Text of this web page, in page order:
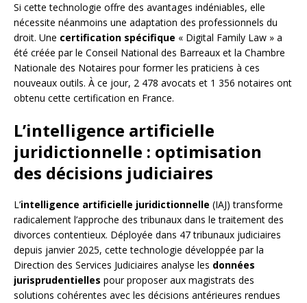
Si cette technologie offre des avantages indéniables, elle
nécessite néanmoins une adaptation des professionnels du
droit. Une certification spécifique « Digital Family Law » a
été créée par le Conseil National des Barreaux et la Chambre
Nationale des Notaires pour former les praticiens à ces
nouveaux outils. À ce jour, 2 478 avocats et 1 356 notaires ont
obtenu cette certification en France.
L’intelligence artificielle
juridictionnelle : optimisation
des décisions judiciaires
L’intelligence artificielle juridictionnelle (IAJ) transforme
radicalement l’approche des tribunaux dans le traitement des
divorces contentieux. Déployée dans 47 tribunaux judiciaires
depuis janvier 2025, cette technologie développée par la
Direction des Services Judiciaires analyse les données
jurisprudentielles pour proposer aux magistrats des
solutions cohérentes avec les décisions antérieures rendues